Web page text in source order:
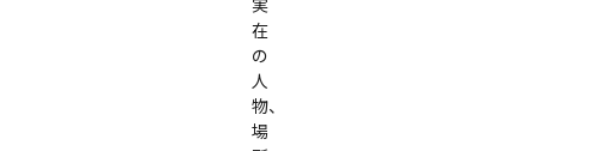
実
在
の
人
物、
場